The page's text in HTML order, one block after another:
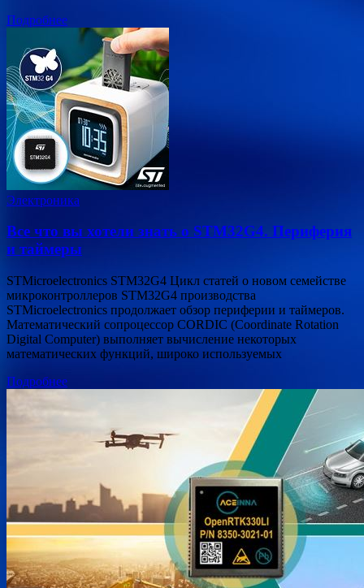
Подробнее
Электроника
Все что вы хотели знать о STM32G4. Периферия
и таймеры
STMicroelectronics STM32G4 Цикл статей о новом семействе
микроконтроллеров STM32G4 производства
STMicroelectronics продолжает обзор периферии и таймеров.
Математический сопроцессор CORDIC (Coordinate Rotation
Digital Computer) выполняет вычисление некоторых
математических функций, широко используемых
Подробнее